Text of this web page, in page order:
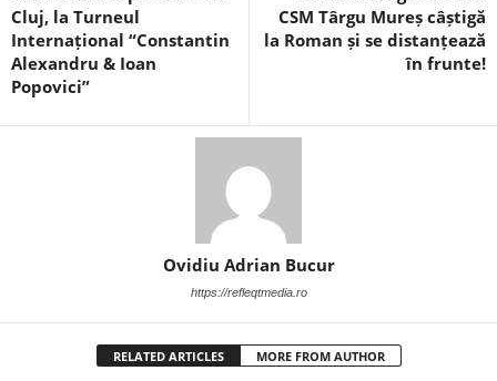
Cluj, la Turneul
Internațional “Constantin
Alexandru & Ioan
Popovici”
CSM Târgu Mureș câștigă
la Roman și se distanțează
în frunte!
Ovidiu Adrian Bucur
https://refleqtmedia.ro
RELATED ARTICLES MORE FROM AUTHOR